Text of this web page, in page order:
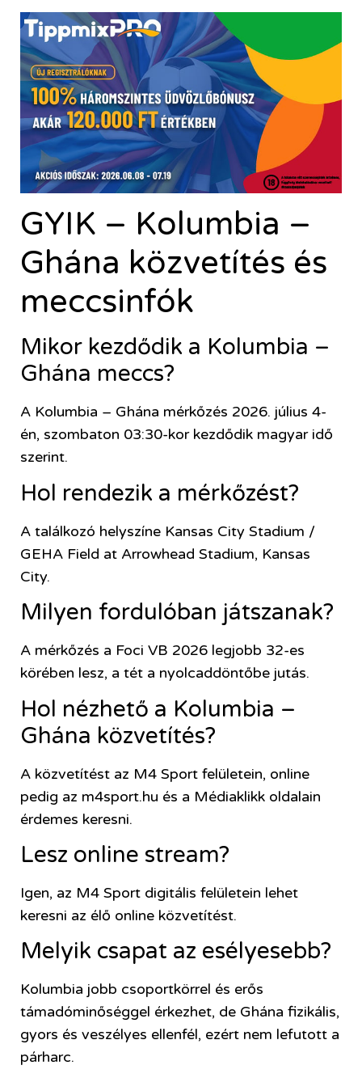
GYIK – Kolumbia –
Ghána közvetítés és
meccsinfók
Mikor kezdődik a Kolumbia –
Ghána meccs?
A Kolumbia – Ghána mérkőzés 2026. július 4-
én, szombaton 03:30-kor kezdődik magyar idő
szerint.
Hol rendezik a mérkőzést?
A találkozó helyszíne Kansas City Stadium /
GEHA Field at Arrowhead Stadium, Kansas
City.
Milyen fordulóban játszanak?
A mérkőzés a Foci VB 2026 legjobb 32-es
körében lesz, a tét a nyolcaddöntőbe jutás.
Hol nézhető a Kolumbia –
Ghána közvetítés?
A közvetítést az M4 Sport felületein, online
pedig az m4sport.hu és a Médiaklikk oldalain
érdemes keresni.
Lesz online stream?
Igen, az M4 Sport digitális felületein lehet
keresni az élő online közvetítést.
Melyik csapat az esélyesebb?
Kolumbia jobb csoportkörrel és erős
támadóminőséggel érkezhet, de Ghána fizikális,
gyors és veszélyes ellenfél, ezért nem lefutott a
párharc.